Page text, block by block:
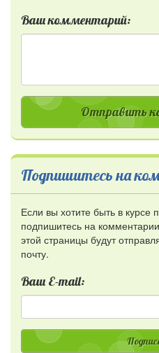
Ваш комментарий:
Отправить
Подпишитесь на
Если вы хотите быть в курсе
подпишитесь на
этой страницы будут
почту.
Ваш E-mail: